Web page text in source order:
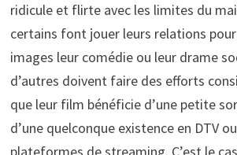
ridicule et flirte avec les limites du
certains font jouer leurs relations
images leur comédie ou leur drame
d’autres doivent faire des efforts
que leur film bénéficie d’une petite
d’une quelconque existence en DTV